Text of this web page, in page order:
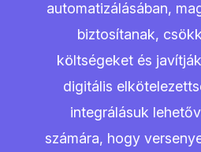
automatizálásában,
biztosítanak,
költségeket és
digitális
integrálásuk
számára, hogy